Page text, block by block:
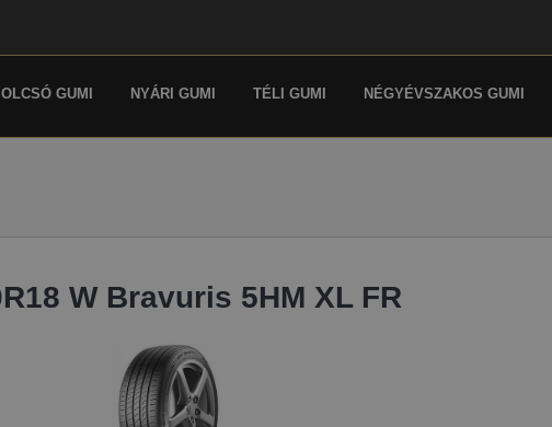
OLCSÓ GUMI NYÁRI GUMI TÉLI GUMI NÉGYÉVSZAKOS GUMI
W Bravuris 5HM XL FR